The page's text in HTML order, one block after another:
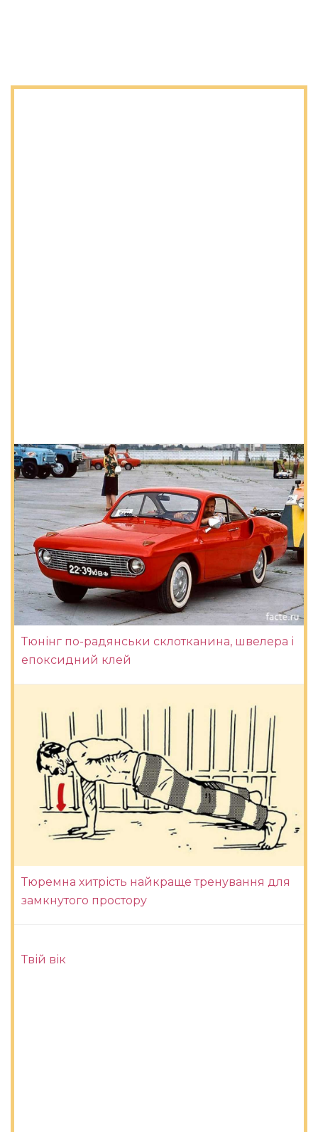
Тюнінг по-радянськи склотканина, швелера і
епоксидний клей
Тюремна хитрість найкраще тренування для
замкнутого простору
Твій вік